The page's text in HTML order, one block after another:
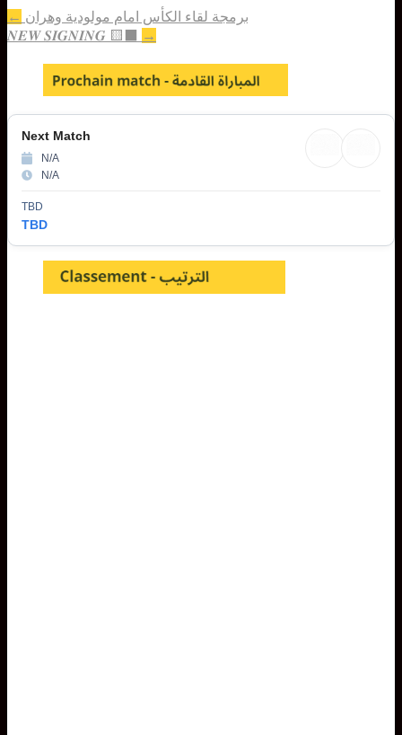
← برمجة لقاء الكأس امام مولودية وهران
𝑵𝑬𝑾 𝑺𝑰𝑮𝑵𝑰𝑵𝑮 🟨⬛
→
Next Match
N/A
N/A
TBD
TBD